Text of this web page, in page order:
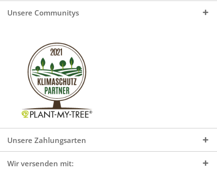
Unsere Communitys
Unsere Zahlungsarten
Wir versenden mit: